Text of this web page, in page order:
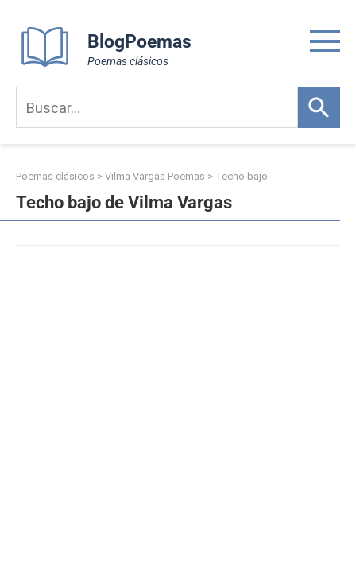
content
BlogPoemas
Poemas clásicos
Poemas clásicos > Vilma Vargas Poemas > Techo bajo
Techo bajo de Vilma Vargas